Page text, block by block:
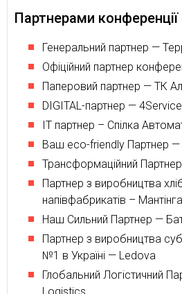
Партнерами конференції
Генеральний партнер —
Офіційний партнер
Паперовий партнер — ТК
DIGITAL-партнер —
ІТ партнер – Спілка
Ваш eco-friendly Партнер
Трансформаційний
Партнер з виробництва
напівфабрикатів –
Наш Сильний Партнер —
Партнер з виробництва
№1 в Україні — Ledova
Глобальний Логістичний
Logistics